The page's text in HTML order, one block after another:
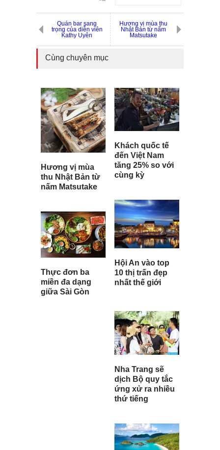
Quán bar sang
trọng của diễn viên
Kathy Uyên
Hương vị mùa thu
Nhật Bản từ nấm
Matsutake
Cùng chuyên mục
Hương vị mùa
thu Nhật Bản từ
nấm Matsutake
Thực đơn ba
miền đa dạng
giữa Sài Gòn
Khách quốc tế
đến Việt Nam
tăng 25% so với
cùng kỳ
Hội An vào top
10 thị trấn đẹp
nhất thế giới
Nha Trang sẽ
dịch Bộ quy tắc
ứng xử ra nhiều
thứ tiếng